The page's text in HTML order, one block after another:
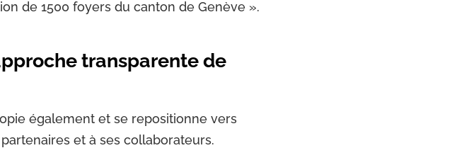
de 1500 foyers du canton de Genève ».
transparente de
également et se repositionne vers
et à ses collaborateurs.